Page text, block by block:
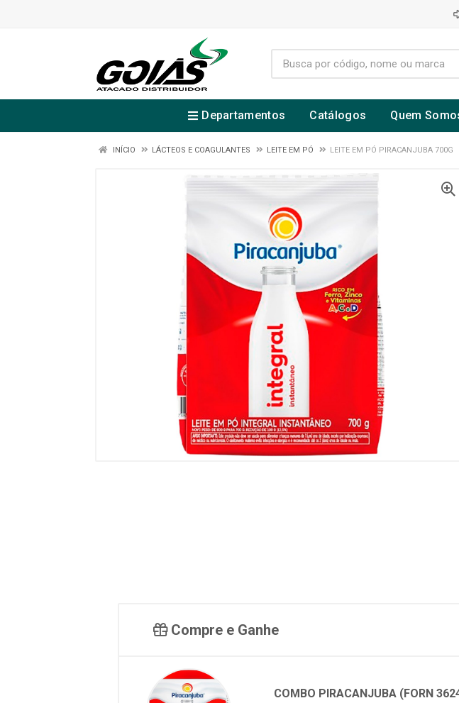
Departamentos Catálogos Quem
INÍCIO LÁCTEOS E COAGULANTES LEITE EM PÓ LEITE EM PÓ PIRACANJUBA 700G
Compre e Ganhe
COMBO PIRACANJUBA (FORN